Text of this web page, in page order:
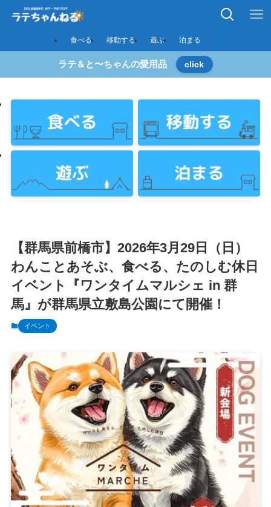
食べる 移動する 遊ぶ 泊まる
ラテ＆と〜ちゃんの愛用品 click
【群馬県前橋市】2026年3月29日（日）
わんことあそぶ、食べる、たのしむ休日
イベント『ワンタイムマルシェ in 群
馬』が群馬県立敷島公園にて開催！
イベント